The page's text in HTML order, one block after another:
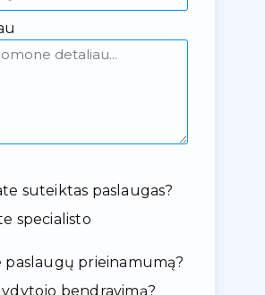
suteiktas paslaugas?
specialisto
prieinamumą?
bendravimą?